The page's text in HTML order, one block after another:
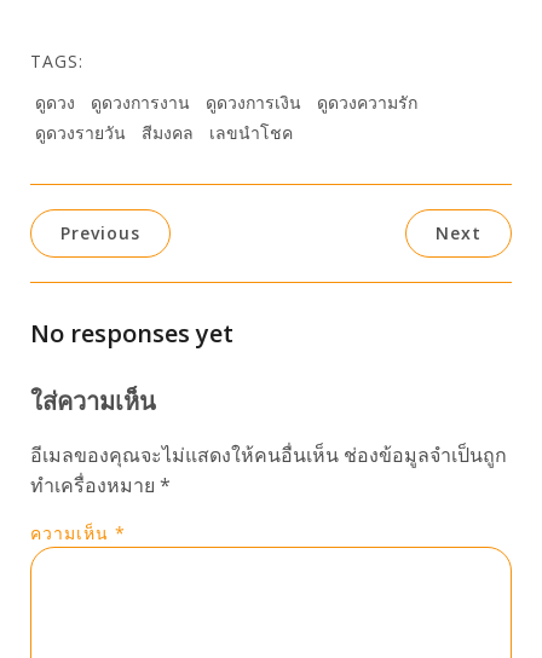
TAGS:
ดูดวง
ดูดวงการงาน ดูดวงการเงิน
ดูดวงความรัก
ดูดวงรายวัน
สีมงคล เลขนำโชค
Previous Next
No responses yet
ใส่ความเห็น
อีเมลของคุณจะไม่แสดงให้คนอื่นเห็น ช่องข้อมูลจำเป็นถูก
ทำเครื่องหมาย *
ความเห็น *